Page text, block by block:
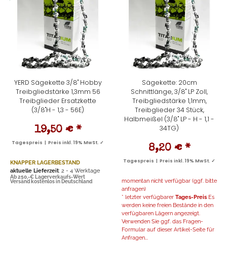
YERD Sägekette 3/8" Hobby
Treibgliedstärke 1,3mm 56
Treibglieder Ersatzkette
(3/8"H - 1,3 - 56E)
19,50 € *
Tagespreis | Preis inkl. 19% MwSt. ✓
KNAPPER LAGERBESTAND
aktuelle Lieferzeit: 2 - 4 Werktage
Ab 250,-€ Lagerverkaufs-Wert
Versand kostenlos in Deutschland
Sägekette: 20cm
Schnittlänge, 3/8" LP Zoll,
Treibgliedstärke 1,1mm,
Treibglieder 34 Stück,
Halbmeißel (3/8" LP - H - 1,1 -
34TG)
8,20 € *
Tagespreis | Preis inkl. 19% MwSt. ✓
momentan nicht verfügbar (ggf. bitte
anfragen)
* letzter verfügbarer Tages-Preis Es
werden keine freien Bestände in den
verfügbaren Lägern angezeigt.
Verwenden Sie ggf. das Fragen-
Formular auf dieser Artikel-Seite für
Anfragen...